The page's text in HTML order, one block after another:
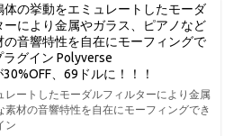
体の挙動をエミュレートしたモーダ
ーにより金属やガラス、ピアノなど
の音響特性を自在にモーフィングで
グイン Polyverse
、69ドルに！！！
レートしたモーダルフィルターにより金属
材の音響特性を自在にモーフィングでき
ン